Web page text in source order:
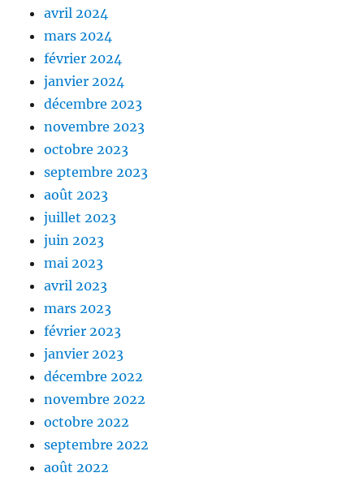
avril 2024
mars 2024
février 2024
janvier 2024
décembre 2023
novembre 2023
octobre 2023
septembre 2023
août 2023
juillet 2023
juin 2023
mai 2023
avril 2023
mars 2023
février 2023
janvier 2023
décembre 2022
novembre 2022
octobre 2022
septembre 2022
août 2022